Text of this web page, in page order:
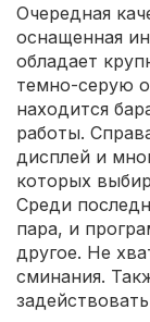
Очередная
оснащенная
обладает
темно-серую
находится
работы.
дисплей и
которых
Среди
пара, и
другое. Не
сминания.